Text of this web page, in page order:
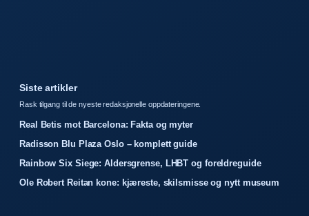
Siste artikler
Rask tilgang til de nyeste redaksjonelle oppdateringene.
Real Betis mot Barcelona: Fakta og myter
Radisson Blu Plaza Oslo – komplett guide
Rainbow Six Siege: Aldersgrense, LHBT og foreldreguide
Ole Robert Reitan kone: kjæreste, skilsmisse og nytt museum